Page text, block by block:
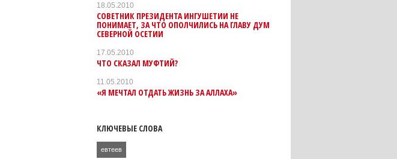
18.05.2010
СОВЕТНИК ПРЕЗИДЕНТА ИНГУШЕТИИ НЕ
ПОНИМАЕТ, ЗА ЧТО ОПОЛЧИЛИСЬ НА ГЛАВУ ДУМ
СЕВЕРНОЙ ОСЕТИИ
17.05.2010
ЧТО СКАЗАЛ МУФТИЙ?
11.05.2010
«Я МЕЧТАЛ ОТДАТЬ ЖИЗНЬ ЗА АЛЛАХА»
КЛЮЧЕВЫЕ СЛОВА
евтеев